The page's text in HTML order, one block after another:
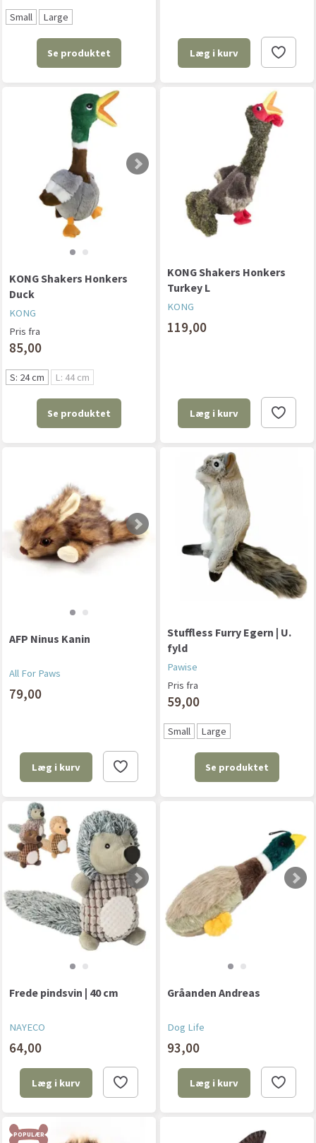
Small Large
Se produktet Læg i kurv
KONG Shakers Honkers
Duck
KONG
Pris fra
85,00
S: 24 cm L: 44 cm
Se produktet
KONG Shakers Honkers
Turkey L
KONG
119,00
Læg i kurv
AFP Ninus Kanin
All For Paws
79,00
Læg i kurv
Stuffless Furry Egern | U.
fyld
Pawise
Pris fra
59,00
Small Large
Se produktet
Frede pindsvin | 40 cm
NAYECO
64,00
Læg i kurv
Gråanden Andreas
Dog Life
93,00
Læg i kurv
POPULÆR